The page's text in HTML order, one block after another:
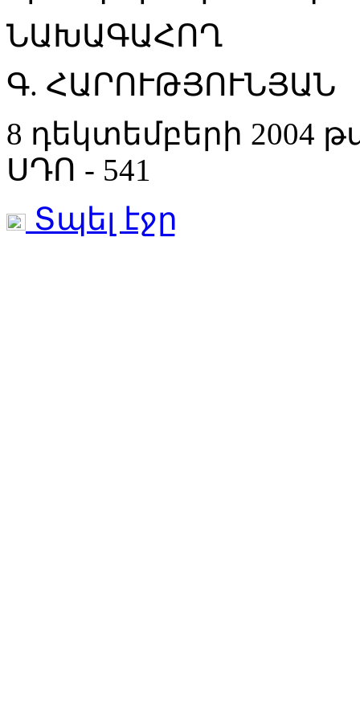
ՆԱԽԱԳԱՀՈՂ
Գ. ՀԱՐՈՒԹՅՈՒՆՅԱՆ
8 դեկտեմբերի 2004
ՍԴՈ - 541
Տպել էջը